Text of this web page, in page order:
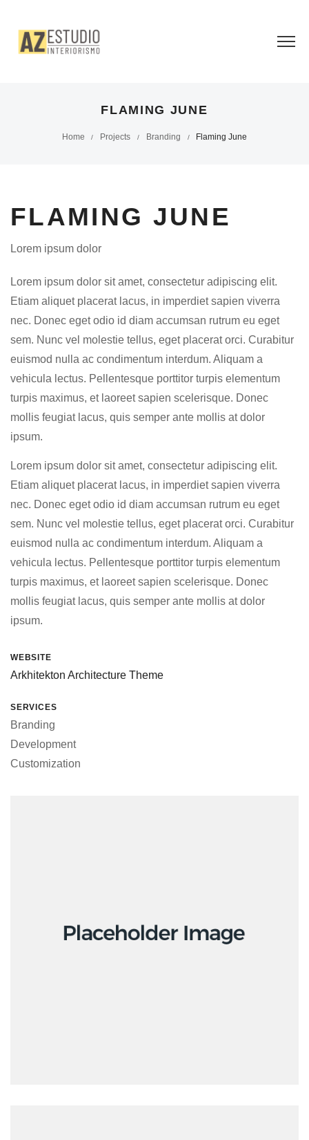
FLAMING JUNE
Home / Projects / Branding / Flaming June
FLAMING JUNE
Lorem ipsum dolor
Lorem ipsum dolor sit amet, consectetur adipiscing elit.
Etiam aliquet placerat lacus, in imperdiet sapien viverra
nec. Donec eget odio id diam accumsan rutrum eu eget
sem. Nunc vel molestie tellus, eget placerat orci. Curabitur
euismod nulla ac condimentum interdum. Aliquam a
vehicula lectus. Pellentesque porttitor turpis elementum
turpis maximus, et laoreet sapien scelerisque. Donec
mollis feugiat lacus, quis semper ante mollis at dolor
ipsum.
Lorem ipsum dolor sit amet, consectetur adipiscing elit.
Etiam aliquet placerat lacus, in imperdiet sapien viverra
nec. Donec eget odio id diam accumsan rutrum eu eget
sem. Nunc vel molestie tellus, eget placerat orci. Curabitur
euismod nulla ac condimentum interdum. Aliquam a
vehicula lectus. Pellentesque porttitor turpis elementum
turpis maximus, et laoreet sapien scelerisque. Donec
mollis feugiat lacus, quis semper ante mollis at dolor
ipsum.
WEBSITE
Arkhitekton Architecture Theme
SERVICES
Branding
Development
Customization